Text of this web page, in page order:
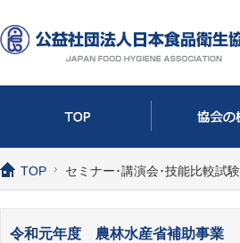
TOP セミナー･講演会･技能比較試験
令和元年度 農林水産省補助事業